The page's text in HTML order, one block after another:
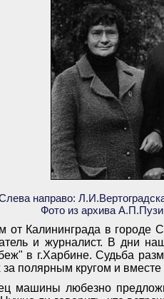
направо:
Фото из архива
от Калининграда в городе
и журналист. В дни
в г.Харбине. Судьба
полярным кругом и
машины любезно